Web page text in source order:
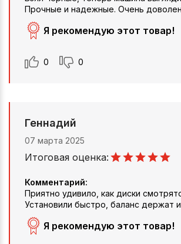
Прочные и надежные. Очень
Я рекомендую этот товар!
0 0
Геннадий
07 марта 2025
Итоговая оценка:
Комментарий:
Приятно удивило, как диски
Установили быстро, баланс держат
Я рекомендую этот товар!